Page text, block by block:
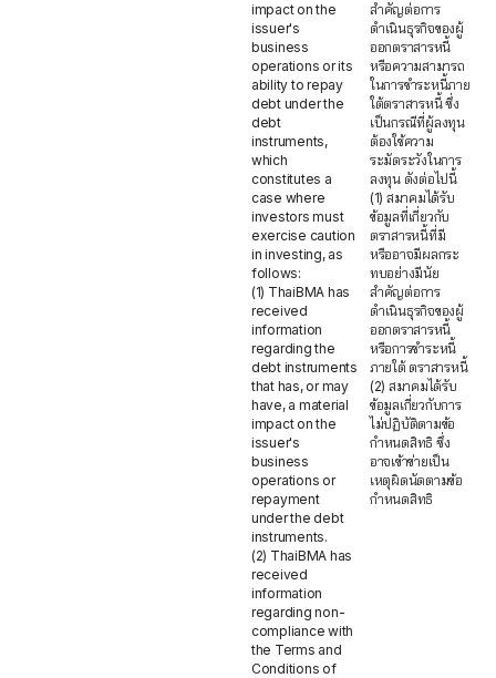
impact on the
issuer's
business
operations or its
ability to repay
debt under the
debt
instruments,
which
constitutes a
case where
investors must
exercise caution
in investing, as
follows:
(1) ThaiBMA has
received
information
regarding the
debt instruments
that has, or may
have, a material
impact on the
issuer's
business
operations or
repayment
under the debt
instruments.
(2) ThaiBMA has
received
information
regarding non-
compliance with
the Terms and
Conditions of
สำคัญต่อการ
ดำเนินธุรกิจของผู้
ออกตราสารหนี้
หรือความสามารถ
ในการชำระหนี้ภาย
ใต้ตราสารหนี้ ซึ่ง
เป็นกรณีที่ผู้ลงทุน
ต้องใช้ความ
ระมัดระวังในการ
ลงทุน ดังต่อไปนี้
(1) สมาคมได้รับ
ข้อมูลที่เกี่ยวกับ
ตราสารหนี้ที่มี
หรืออาจมีผลกระ
ทบอย่างมีนัย
สำคัญต่อการ
ดำเนินธุรกิจของผู้
ออกตราสารหนี้
หรือการชำระหนี้
ภายใต้ ตราสารหนี้
(2) สมาคมได้รับ
ข้อมูลเกี่ยวกับการ
ไม่ปฏิบัติตามข้อ
กำหนดสิทธิ ซึ่ง
อาจเข้าข่ายเป็น
เหตุผิดนัดตามข้อ
กำหนดสิทธิ